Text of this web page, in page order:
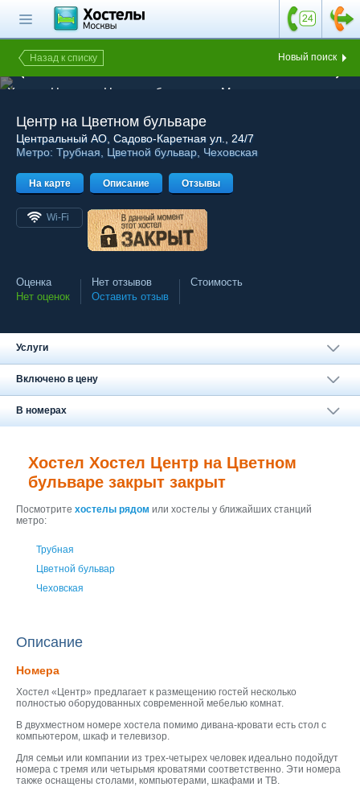
Назад к списку Новый поиск
Хостел Центр на Цветном бульваре в Москве, десятиместная
Центр на Цветном бульваре
Центральный АО , Садово-Каретная ул., 24/7
Метро: Трубная Цветной бульвар Чеховская
На карте Описание Отзывы
Wi-Fi
Оценка
Нет оценок
Нет отзывов
Оставить отзыв
Стоимость
Услуги
Включено в цену
В номерах
Хостел Хостел Центр на Цветном
бульваре закрыт закрыт
Посмотрите хостелы рядом или хостелы у ближайших станций
метро:
Трубная
Цветной бульвар
Чеховская
Описание
Номера
Хостел «Центр» предлагает к размещению гостей несколько
полностью оборудованных современной мебелью комнат.
В двухместном номере хостела помимо дивана-кровати есть стол с
компьютером, шкаф и телевизор.
Для семьи или компании из трех-четырех человек идеально подойдут
номера с тремя или четырьмя кроватями соответственно. Эти номера
также оснащены столами, компьютерами, шкафами и ТВ.
Главная страница
Поиск хостела
Все хостелы
Отзывы о
хостелах
Каталог хостелов
Как оплатить
Контакты
Наши группы
Москва
+7 (495) 646-74-40
Петербург
+7 (812) 418-22-18